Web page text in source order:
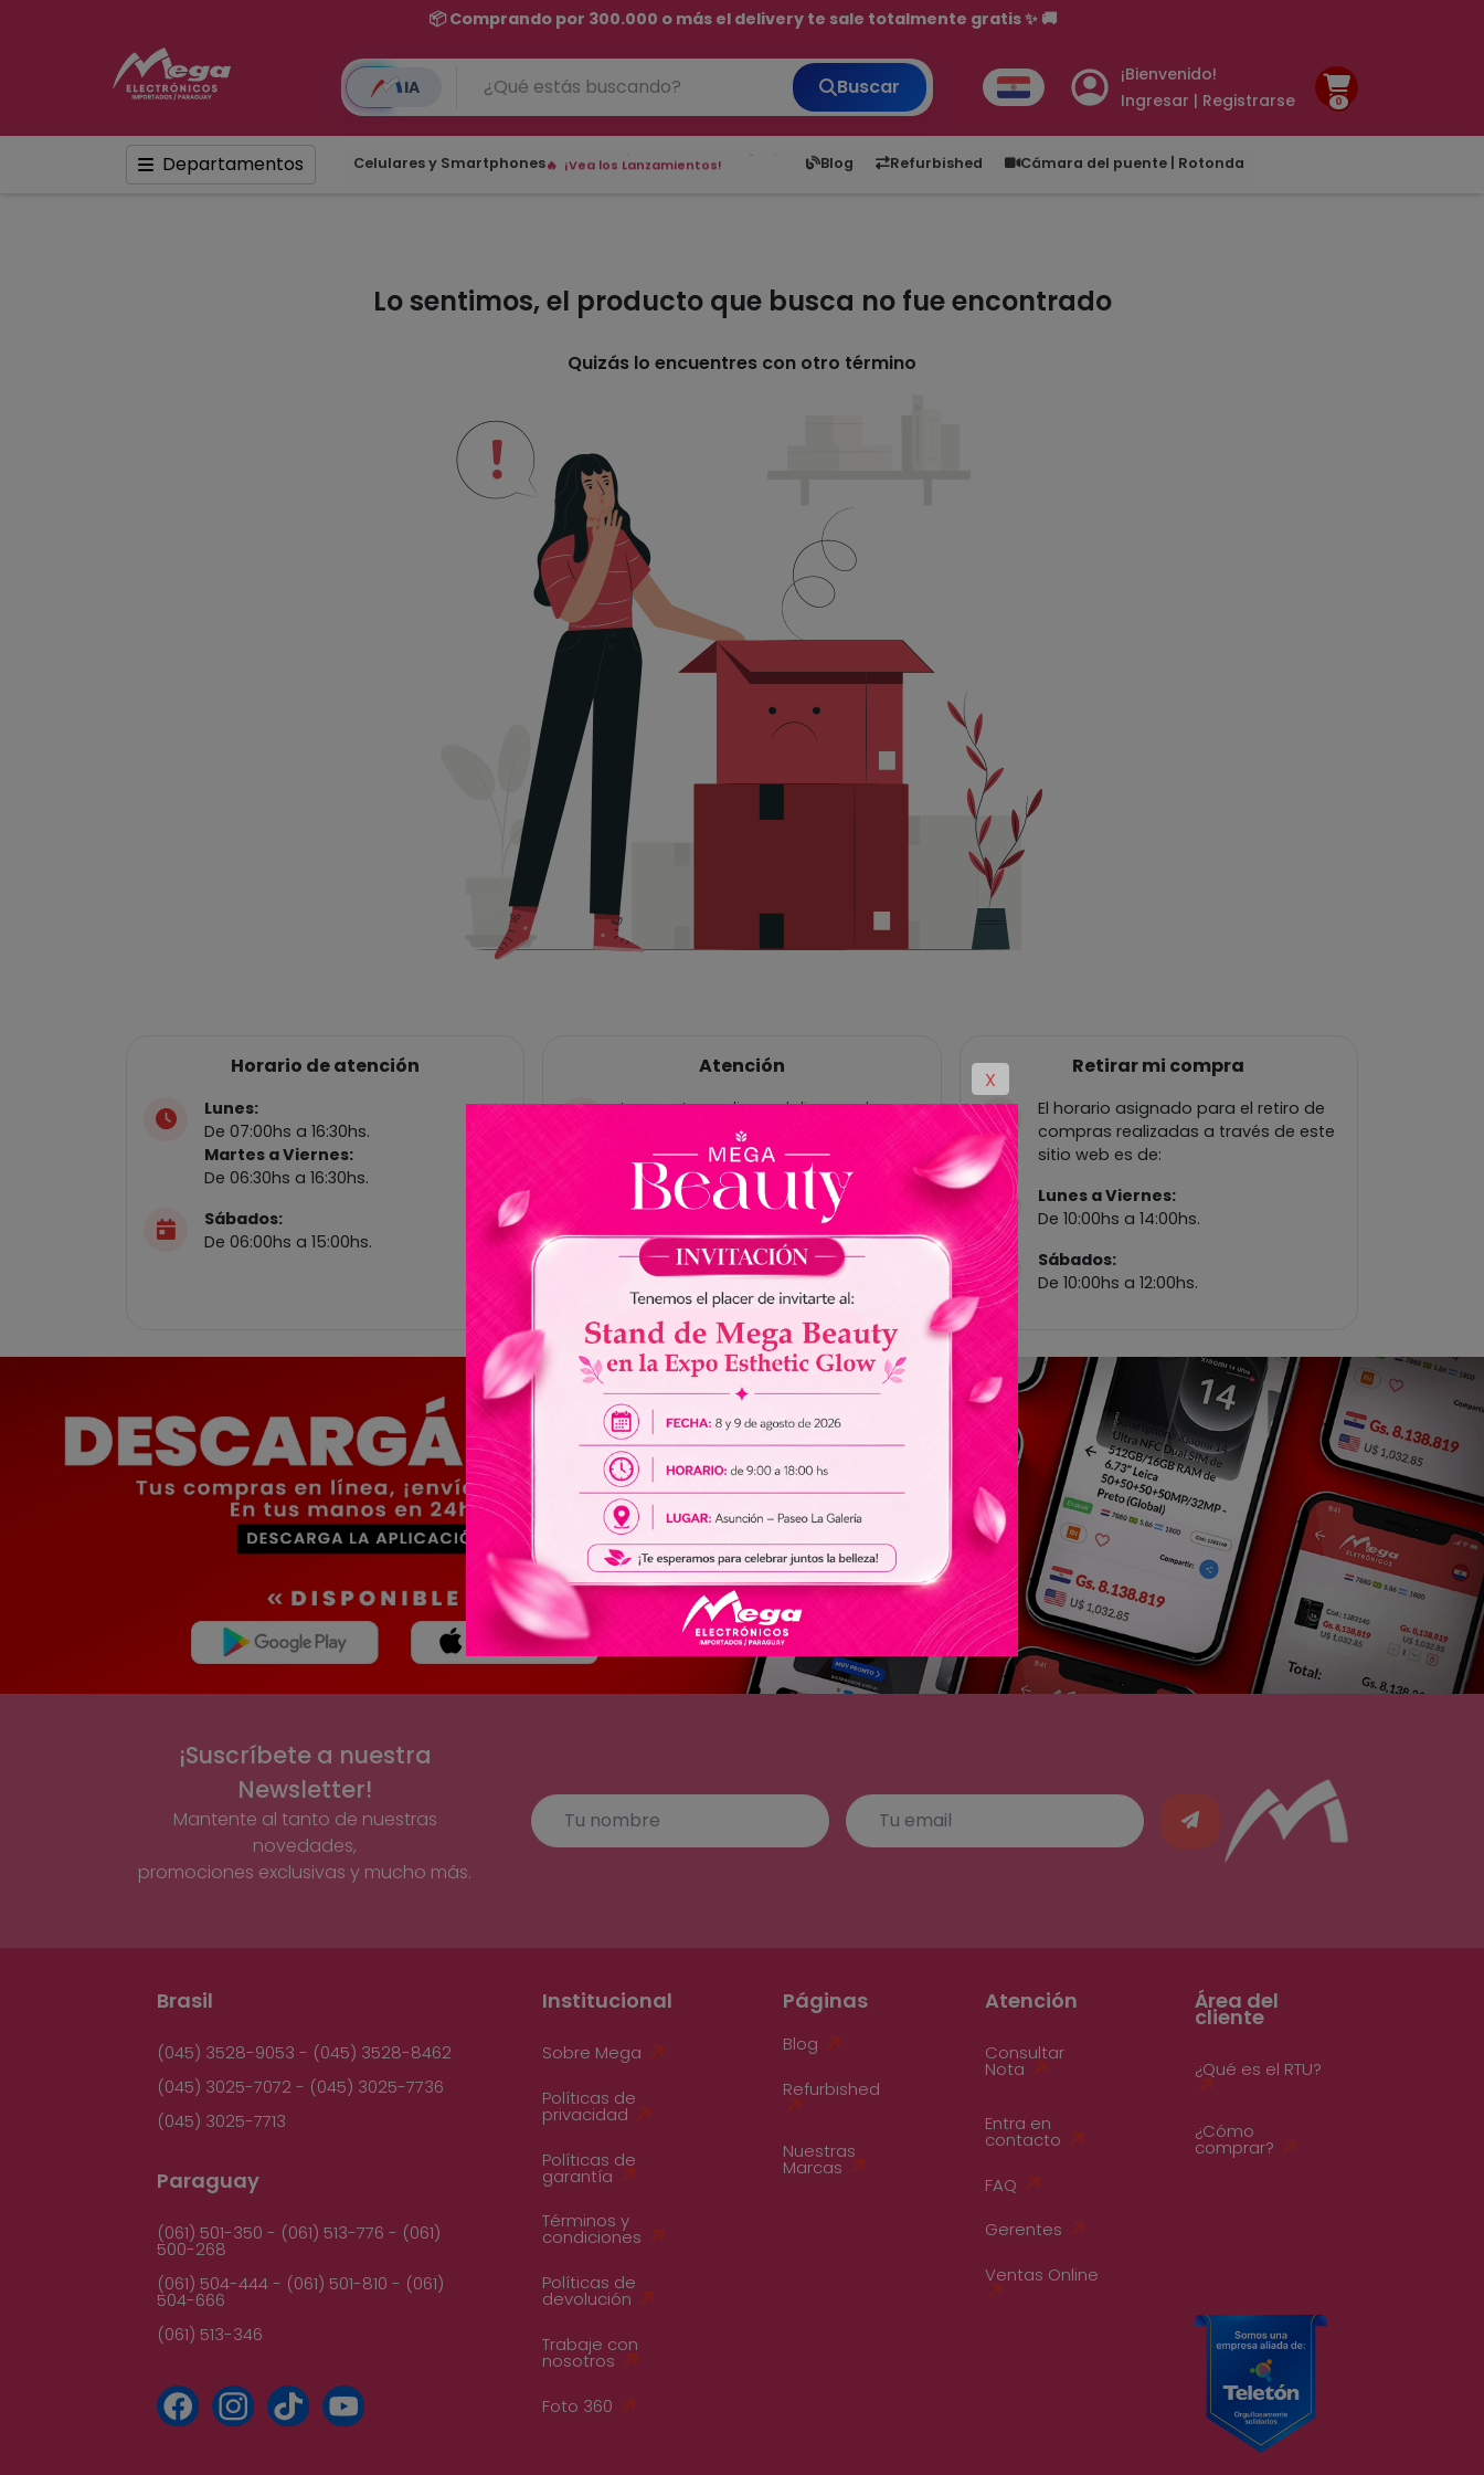
📦 Comprando por 300.000 o más el delivery te sale totalmente gratis ✨ 🚚
💳 ¡HASTA 24 CUOTAS SIN INTERÉS con tarjetas adheridas!
IA
Buscar
¡Bienvenido!
Ingresar | Registrarse
0
Departamentos Celulares y Smartphones
¡Vea los Lanzamientos!
Blog Refurbished Cámara del puente | Rotonda
6,050 5.20 1,900 1.00
Lo sentimos, el producto que busca no fue encontrado
Quizás lo encuentres con otro término
X
Horario de atención
Lunes:
De 07:00hs a 16:30hs.
Martes a Viernes:
De 06:30hs a 16:30hs.
Sábados:
De 06:00hs a 15:00hs.
Atención
Las ventas online y delivery solo
están habilitadas para Paraguay, no
tenemos cuentas bancárias en
Brasil.
No somos responsables por envios
de dinero a nuestros vendedores.
Retirar mi compra
El horario asignado para el retiro de
compras realizadas a través de este
sitio web es de:
Lunes a Viernes:
De 10:00hs a 14:00hs.
Sábados:
De 10:00hs a 12:00hs.
¡Suscríbete a nuestra
Newsletter!
Mantente al tanto de nuestras
novedades,
promociones exclusivas y mucho más.
Brasil
(045) 3528-9053 - (045) 3528-8462
(045) 3025-7072 - (045) 3025-7736
(045) 3025-7713
Paraguay
(061) 501-350 - (061) 513-776 - (061)
500-268
(061) 504-444 - (061) 501-810 - (061)
504-666
(061) 513-346
Institucional
Sobre Mega
Políticas de
privacidad
Políticas de
garantía
Términos y
condiciones
Políticas de
devolución
Trabaje con
nosotros
Foto 360
Páginas
Blog
Refurbished
Nuestras
Marcas
Atención
Consultar
Nota
Entra en
contacto
FAQ
Gerentes
Ventas Online
Área del
cliente
¿Qué es el RTU?
¿Cómo
comprar?